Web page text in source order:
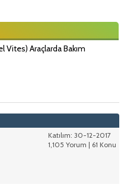
Vites) Araçlarda Bakım
Katılım: 30-12-2017
1,105 Yorum | 61 Konu